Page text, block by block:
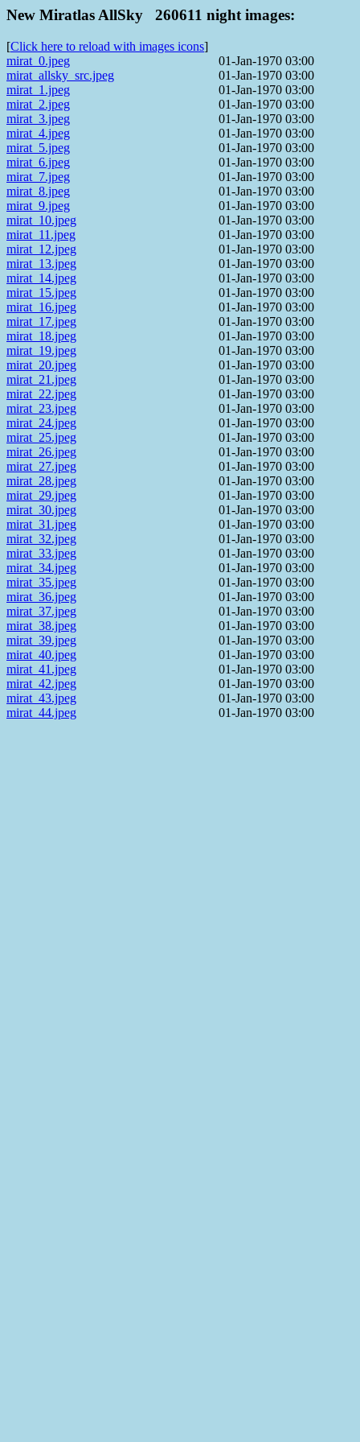
New Miratlas AllSky 260611 night images:
[Click here to reload with images icons]
mirat_0.jpeg
01-Jan-1970 03:00
mirat_allsky_src.jpeg
01-Jan-1970 03:00
mirat_1.jpeg
01-Jan-1970 03:00
mirat_2.jpeg
01-Jan-1970 03:00
mirat_3.jpeg
01-Jan-1970 03:00
mirat_4.jpeg
01-Jan-1970 03:00
mirat_5.jpeg
01-Jan-1970 03:00
mirat_6.jpeg
01-Jan-1970 03:00
mirat_7.jpeg
01-Jan-1970 03:00
mirat_8.jpeg
01-Jan-1970 03:00
mirat_9.jpeg
01-Jan-1970 03:00
mirat_10.jpeg
01-Jan-1970 03:00
mirat_11.jpeg
01-Jan-1970 03:00
mirat_12.jpeg
01-Jan-1970 03:00
mirat_13.jpeg
01-Jan-1970 03:00
mirat_14.jpeg
01-Jan-1970 03:00
mirat_15.jpeg
01-Jan-1970 03:00
mirat_16.jpeg
01-Jan-1970 03:00
mirat_17.jpeg
01-Jan-1970 03:00
mirat_18.jpeg
01-Jan-1970 03:00
mirat_19.jpeg
01-Jan-1970 03:00
mirat_20.jpeg
01-Jan-1970 03:00
mirat_21.jpeg
01-Jan-1970 03:00
mirat_22.jpeg
01-Jan-1970 03:00
mirat_23.jpeg
01-Jan-1970 03:00
mirat_24.jpeg
01-Jan-1970 03:00
mirat_25.jpeg
01-Jan-1970 03:00
mirat_26.jpeg
01-Jan-1970 03:00
mirat_27.jpeg
01-Jan-1970 03:00
mirat_28.jpeg
01-Jan-1970 03:00
mirat_29.jpeg
01-Jan-1970 03:00
mirat_30.jpeg
01-Jan-1970 03:00
mirat_31.jpeg
01-Jan-1970 03:00
mirat_32.jpeg
01-Jan-1970 03:00
mirat_33.jpeg
01-Jan-1970 03:00
mirat_34.jpeg
01-Jan-1970 03:00
mirat_35.jpeg
01-Jan-1970 03:00
mirat_36.jpeg
01-Jan-1970 03:00
mirat_37.jpeg
01-Jan-1970 03:00
mirat_38.jpeg
01-Jan-1970 03:00
mirat_39.jpeg
01-Jan-1970 03:00
mirat_40.jpeg
01-Jan-1970 03:00
mirat_41.jpeg
01-Jan-1970 03:00
mirat_42.jpeg
01-Jan-1970 03:00
mirat_43.jpeg
01-Jan-1970 03:00
mirat_44.jpeg
01-Jan-1970 03:00